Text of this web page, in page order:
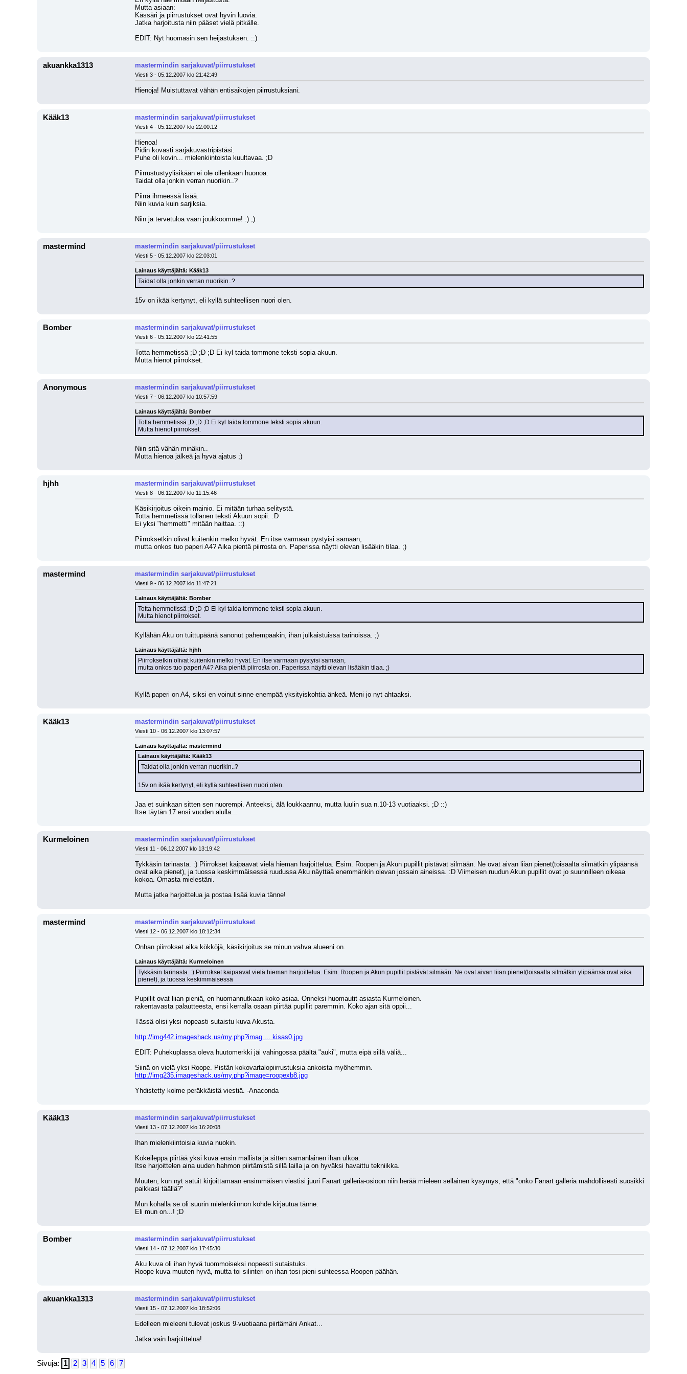
Mutta asiaan:
Kässäri ja piirrustukset ovat hyvin luovia.
Jatka harjoitusta niin pääset vielä pitkälle.
EDIT: Nyt huomasin sen heijastuksen. ::)
akuankka1313 mastermindin sarjakuvat/piirrustukset
Viesti 3 - 05.12.2007 klo 21:42:49
Hienoja! Muistuttavat vähän entisaikojen piirrustuksiani.
Kääk13 mastermindin sarjakuvat/piirrustukset
Viesti 4 - 05.12.2007 klo 22:00:12
Hienoa!
Pidin kovasti sarjakuvastripistäsi.
Puhe oli kovin... mielenkiintoista kuultavaa. ;D
Piirrustustyylisikään ei ole ollenkaan huonoa.
Taidat olla jonkin verran nuorikin..?
Piirrä ihmeessä lisää.
Niin kuvia kuin sarjiksia.
Niin ja tervetuloa vaan joukkoomme! :) ;)
mastermind mastermindin sarjakuvat/piirrustukset
Viesti 5 - 05.12.2007 klo 22:03:01
Lainaus käyttäjältä: Kääk13
Taidat olla jonkin verran nuorikin..?
15v on ikää kertynyt, eli kyllä suhteellisen nuori olen.
Bomber mastermindin sarjakuvat/piirrustukset
Viesti 6 - 05.12.2007 klo 22:41:55
Totta hemmetissä ;D ;D ;D Ei kyl taida tommone teksti sopia akuun.
Mutta hienot piirrokset.
Anonymous mastermindin sarjakuvat/piirrustukset
Viesti 7 - 06.12.2007 klo 10:57:59
Lainaus käyttäjältä: Bomber
Totta hemmetissä ;D ;D ;D Ei kyl taida tommone teksti sopia akuun.
Mutta hienot piirrokset.
Niin sitä vähän minäkin..
Mutta hienoa jälkeä ja hyvä ajatus ;)
hjhh mastermindin sarjakuvat/piirrustukset
Viesti 8 - 06.12.2007 klo 11:15:46
Käsikirjoitus oikein mainio. Ei mitään turhaa selitystä.
Totta hemmetissä tollanen teksti Akuun sopii. :D
Ei yksi "hemmetti" mitään haittaa. ::)
Piirroksetkin olivat kuitenkin melko hyvät. En itse varmaan pystyisi samaan,
mutta onkos tuo paperi A4? Aika pientä piirrosta on. Paperissa näytti olevan lisääkin tilaa. ;)
mastermind mastermindin sarjakuvat/piirrustukset
Viesti 9 - 06.12.2007 klo 11:47:21
Lainaus käyttäjältä: Bomber
Totta hemmetissä ;D ;D ;D Ei kyl taida tommone teksti sopia akuun.
Mutta hienot piirrokset.
Kyllähän Aku on tuittupäänä sanonut pahempaakin, ihan julkaistuissa tarinoissa. ;)
Lainaus käyttäjältä: hjhh
Piirroksetkin olivat kuitenkin melko hyvät. En itse varmaan pystyisi samaan,
mutta onkos tuo paperi A4? Aika pientä piirrosta on. Paperissa näytti olevan lisääkin tilaa. ;)
Kyllä paperi on A4, siksi en voinut sinne enempää yksityiskohtia änkeä. Meni jo nyt ahtaaksi.
Kääk13 mastermindin sarjakuvat/piirrustukset
Viesti 10 - 06.12.2007 klo 13:07:57
Lainaus käyttäjältä: mastermind
Lainaus käyttäjältä: Kääk13
Taidat olla jonkin verran nuorikin..?
15v on ikää kertynyt, eli kyllä suhteellisen nuori olen.
Jaa et suinkaan sitten sen nuorempi. Anteeksi, älä loukkaannu, mutta luulin sua n.10-13 vuotiaaksi. ;D ::)
Itse täytän 17 ensi vuoden alulla...
Kurmeloinen mastermindin sarjakuvat/piirrustukset
Viesti 11 - 06.12.2007 klo 13:19:42
Tykkäsin tarinasta. :) Piirrokset kaipaavat vielä hieman harjoittelua. Esim. Roopen ja Akun pupillit pistävät silmään. Ne ovat aivan liian pienet(toisaalta silmätkin ylipäänsä
ovat aika pienet), ja tuossa keskimmäisessä ruudussa Aku näyttää enemmänkin olevan jossain aineissa. :D Viimeisen ruudun Akun pupillit ovat jo suunnilleen oikeaa
kokoa. Omasta mielestäni.
Mutta jatka harjoittelua ja postaa lisää kuvia tänne!
mastermind mastermindin sarjakuvat/piirrustukset
Viesti 12 - 06.12.2007 klo 18:12:34
Onhan piirrokset aika kökköjä, käsikirjoitus se minun vahva alueeni on.
Lainaus käyttäjältä: Kurmeloinen
Tykkäsin tarinasta. :) Piirrokset kaipaavat vielä hieman harjoittelua. Esim. Roopen ja Akun pupillit pistävät silmään. Ne ovat aivan liian pienet(toisaalta silmätkin ylipäänsä ovat aika
pienet), ja tuossa keskimmäisessä
Pupillit ovat liian pieniä, en huomannutkaan koko asiaa. Onneksi huomautit asiasta Kurmeloinen.
rakentavasta palautteesta, ensi kerralla osaan piirtää pupillit paremmin. Koko ajan sitä oppii...
Tässä olisi yksi nopeasti sutaistu kuva Akusta.
http://img442.imageshack.us/my.php?imag ... kisas0.jpg
EDIT: Puhekuplassa oleva huutomerkki jäi vahingossa päältä "auki", mutta eipä sillä väliä...
Siinä on vielä yksi Roope. Pistän kokovartalopiirrustuksia ankoista myöhemmin.
http://img235.imageshack.us/my.php?image=roopexb8.jpg
Yhdistetty kolme peräkkäistä viestiä. -Anaconda
Kääk13 mastermindin sarjakuvat/piirrustukset
Viesti 13 - 07.12.2007 klo 16:20:08
Ihan mielenkiintoisia kuvia nuokin.
Kokeileppa piirtää yksi kuva ensin mallista ja sitten samanlainen ihan ulkoa.
Itse harjoittelen aina uuden hahmon piirtämistä sillä lailla ja on hyväksi havaittu tekniikka.
Muuten, kun nyt satuit kirjoittamaan ensimmäisen viestisi juuri Fanart galleria-osioon niin herää mieleen sellainen kysymys, että "onko Fanart galleria mahdollisesti suosikki
paikkasi täällä?"
Mun kohalla se oli suurin mielenkiinnon kohde kirjautua tänne.
Eli mun on...! ;D
Bomber mastermindin sarjakuvat/piirrustukset
Viesti 14 - 07.12.2007 klo 17:45:30
Aku kuva oli ihan hyvä tuommoiseksi nopeesti sutaistuks.
Roope kuva muuten hyvä, mutta toi silinteri on ihan tosi pieni suhteessa Roopen päähän.
akuankka1313 mastermindin sarjakuvat/piirrustukset
Viesti 15 - 07.12.2007 klo 18:52:06
Edelleen mieleeni tulevat joskus 9-vuotiaana piirtämäni Ankat...
Jatka vain harjoittelua!
Sivuja: 1 2 3 4 5 6 7